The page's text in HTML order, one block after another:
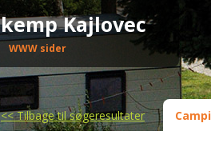
kemp Kajlovec
WWW sider
<<Tilbage til søgeresultater